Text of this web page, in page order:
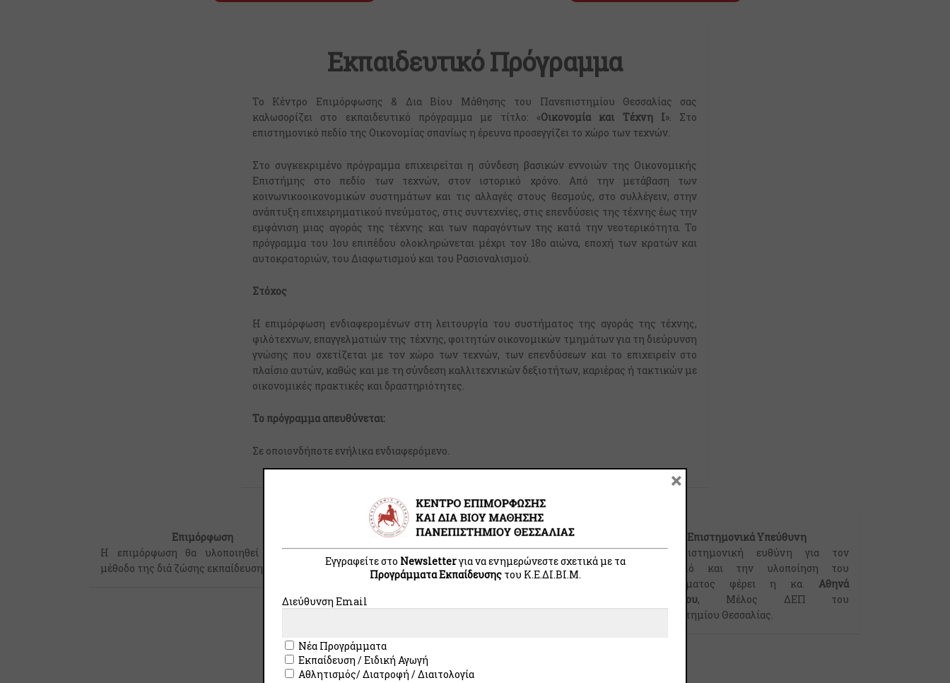
Εκπαιδευτικό Πρόγραμμα
Το Κέντρο Επιμόρφωσης & Δια Βίου Μάθησης του Πανεπιστημίου Θεσσαλίας σας
καλωσορίζει στο εκπαιδευτικό πρόγραμμα με τίτλο: «Οικονομία και Τέχνη Ι». Στο
επιστημονικό πεδίο της Οικονομίας σπανίως η έρευνα προσεγγίζει το χώρο των τεχνών.
Στο συγκεκριμένο πρόγραμμα επιχειρείται η σύνδεση βασικών εννοιών της Οικονομικής
Επιστήμης στο πεδίο των τεχνών, στον ιστορικό χρόνο. Από την μετάβαση των
κοινωνικοοικονομικών συστημάτων και τις αλλαγές στους θεσμούς, στο συλλέγειν, στην
ανάπτυξη επιχειρηματικού πνεύματος, στις συντεχνίες, στις επενδύσεις της τέχνης έως την
εμφάνιση μιας αγοράς της τέχνης και των παραγόντων της κατά την νεοτερικότητα. Το
πρόγραμμα του 1ου επιπέδου ολοκληρώνεται μέχρι τον 18ο αιώνα, εποχή των κρατών και
αυτοκρατοριών, του Διαφωτισμού και του Ρασιοναλισμού.
Στόχος
Η επιμόρφωση ενδιαφερομένων στη λειτουργία του συστήματος της αγοράς της τέχνης,
φιλότεχνων, επαγγελματιών της τέχνης, φοιτητών οικονομικών τμημάτων για τη διεύρυνση
γνώσης που σχετίζεται με τον χώρο των τεχνών, των επενδύσεων και το επιχειρείν στο
πλαίσιο αυτών, καθώς και με τη σύνδεση καλλιτεχνικών δεξιοτήτων, καριέρας ή τακτικών με
οικονομικές πρακτικές και δραστηριότητες.
Το πρόγραμμα απευθύνεται:
Σε οποιονδήποτε ενήλικα ενδιαφερόμενο.
Επιμόρφωση
Η επιμόρφωση θα υλοποιηθεί με την
μέθοδο της διά ζώσης εκπαίδευσης.
Εγγραφές
Η αίτηση συμμετοχής για το εκπαιδευτικό
πρόγραμμα με τίτλο « Οικονομία και Τέχνη
» πραγματοποιείται αποκλειστικά
Έναρξη Επιμόρφωσης
Επιστημονικά Υπεύθυνη
Την επιστημονική ευθύνη για τον
σχεδιασμό και την υλοποίηση του
προγράμματος φέρει η κα.Αθηνά
Οικονόμου, Μέλος ΔΕΠ του
Πανεπιστημίου Θεσσαλίας.
Εγγραφείτε στο Newsletterγια να ενημερώνεστε σχετικά με τα
Προγράμματα Εκπαίδευσηςτου Κ.E.ΔI.ΒI.Μ.
Διεύθυνση Email
Νέα Προγράμματα
Εκπαίδευση / Ειδική Αγωγή
Αθλητισμός/ Διατροφή / Διαιτολογία
×